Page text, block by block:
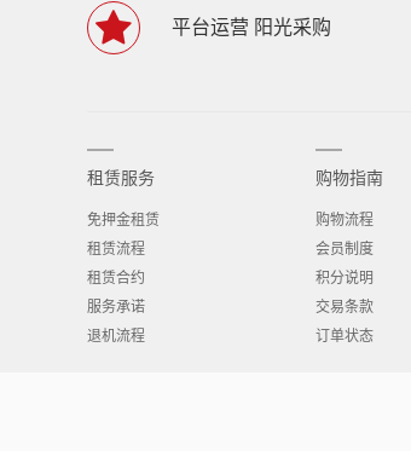
平台运营 阳光采购
租赁服务
免押金租赁
租赁流程
租赁合约
服务承诺
退机流程
购物指南
购物流程
会员制度
积分说明
交易条款
订单状态